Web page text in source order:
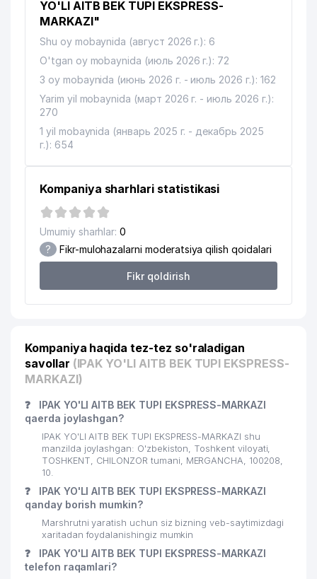
12
MChJ
14
MILLIY RASSOM VA DIZAYN
NOMIDAGI
ELChINONASI
16 KREATIV STUDIO KARAVAN MChJ
ELEKTRTARMOQQURILISH AJ
18 DONIYOR FARM-M MChJ 585 м
FAYSEL KONSTRUKTION LOGISTIK
MChJ
21 ELAN-EXPRESS MChJ
22 NAMUNA-DIYOR XIIChK
23
JET'AIME CLASSIC XUSUSIY
KORXONASI
658 м
24 ASIA ADVENTURES MChJ 659 м
25 QUYOSH-KONSAL MChJ
26 PREMIUM COFFEE PROJECT MChJ 680 м
27 DARVOZA SAVDO MChJ 686 м
28 CABONO MChJ 705 м
YO'LI AITB BEK TUPI EKSPRESS-
MARKAZI"
Shu oy mobaynida (август 2026 г.): 6
O'tgan oy mobaynida (июль 2026 г.): 72
3 oy mobaynida (июнь 2026 г. - июль 2026 г.): 162
Yarim yil mobaynida (март 2026 г. - июль 2026 г.):
270
1 yil mobaynida (январь 2025 г. - декабрь 2025
г.): 654
Kompaniya sharhlari statistikasi
Umumiy sharhlar: 0
? Fikr-mulohazalarni moderatsiya qilish qoidalari
Fikr qoldirish
Kompaniya haqida tez-tez so'raladigan
savollar (IPAK YO'LI AITB BEK TUPI EKSPRESS-
MARKAZI)
❓
IPAK YO'LI AITB BEK TUPI EKSPRESS-MARKAZI
qaerda joylashgan?
IPAK YO'LI AITB BEK TUPI EKSPRESS-MARKAZI shu
manzilda joylashgan: O'zbekiston, Toshkent viloyati,
TOSHKENT, CHILONZOR tumani, MERGANCHA, 100208,
10.
❓
IPAK YO'LI AITB BEK TUPI EKSPRESS-MARKAZI
qanday borish mumkin?
Marshrutni yaratish uchun siz bizning veb-saytimizdagi
xaritadan foydalanishingiz mumkin
❓
IPAK YO'LI AITB BEK TUPI EKSPRESS-MARKAZI
telefon raqamlari?